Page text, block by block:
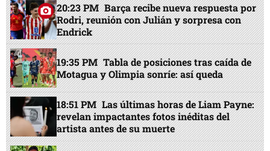
20:23 PM Barça recibe nueva respuesta por
Rodri, reunión con Julián y sorpresa con
Endrick
19:35 PM Tabla de posiciones tras caída de
Motagua y Olimpia sonríe: así queda
18:51 PM Las últimas horas de Liam Payne:
revelan impactantes fotos inéditas del
artista antes de su muerte